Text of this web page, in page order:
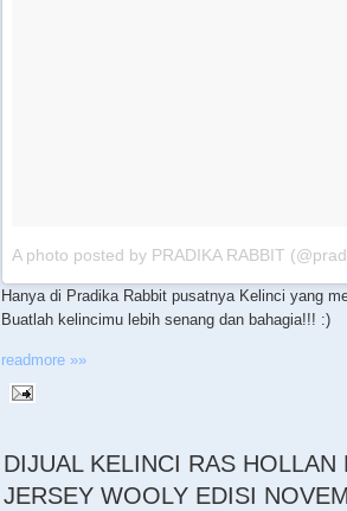
A photo posted by PRADIKA RABBIT
Hanya di Pradika Rabbit pusatnya Kelinci yang
Buatlah kelincimu lebih senang dan bahagia!!! :)
readmore »»
DIJUAL KELINCI RAS HOLLAN
JERSEY WOOLY EDISI